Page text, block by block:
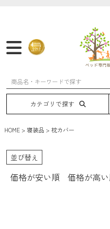
マットレス フレーム
カテゴリで探す
HOME 寝装品 枕カバー
並び替え
価格が安い順 価格が高